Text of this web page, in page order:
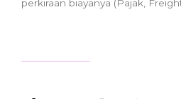
perkiraan biayanya (Pajak,